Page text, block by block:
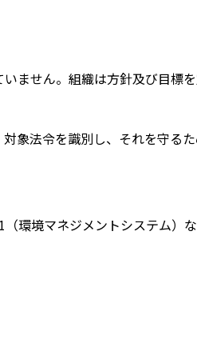
ません。組織は方針及び目標
象法令を識別し、それを守る
環境マネジメントシステム）な